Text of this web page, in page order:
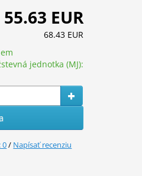
55.63 EUR
68.43 EUR
jednotka (MJ):
0/ Napísať recenziu